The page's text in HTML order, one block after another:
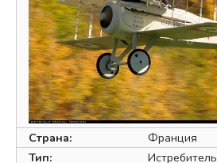
Страна:
Франция
Тип:
Истребитель